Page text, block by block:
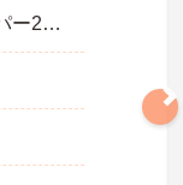
■初任者研修（ヘルパー2級）以上※未経験可 ■普通自動車運転免許（AT限定可）